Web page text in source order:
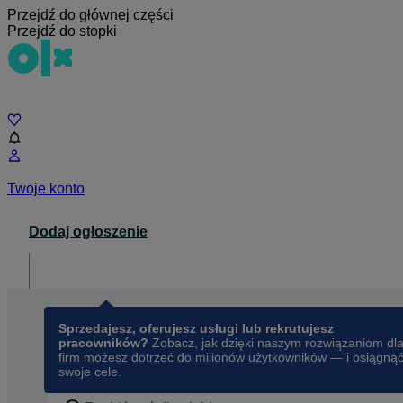
Przejdź do głównej części
Przejdź do stopki
Twoje konto
Dodaj ogłoszenie
Sprzedajesz, oferujesz usługi lub rekrutujesz
pracowników? Zobacz, jak dzięki naszym rozwiązaniom dla
firm możesz dotrzeć do milionów użytkowników — i osiągnąć
swoje cele.